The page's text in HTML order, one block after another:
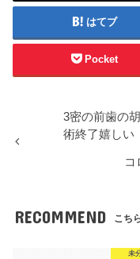
はてブ
Pocket
3密の前歯の
術終了嬉しい
コ
RECOMMEND こち
未